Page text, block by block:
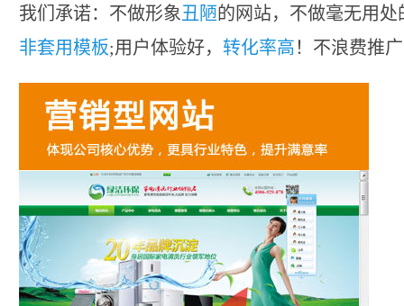
我们承诺：不做形象丑陋的网站，不做毫无用处
非套用模板;用户体验好， 转化率高！不浪费推